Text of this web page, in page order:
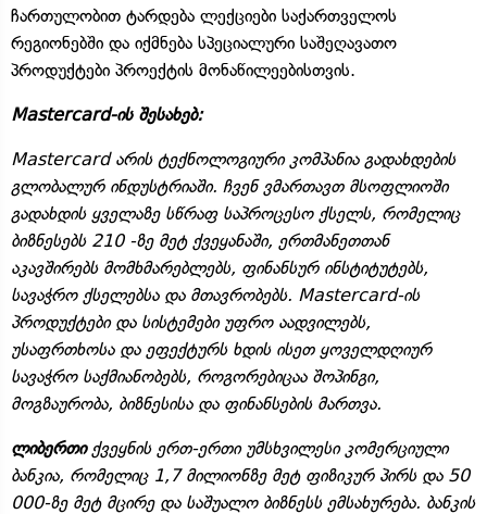
ჩართულობით ტარდება ლექციები საქართველოს
რეგიონებში და იქმნება სპეციალური საშეღავათო
პროდუქტები პროექტის მონაწილეებისთვის.
Mastercard-ის შესახებ:
Mastercard არის ტექნოლოგიური კომპანია გადახდების
გლობალურ ინდუსტრიაში. ჩვენ ვმართავთ მსოფლიოში
გადახდის ყველაზე სწრაფ საპროცესო ქსელს, რომელიც
ბიზნესებს 210 -ზე მეტ ქვეყანაში, ერთმანეთთან
აკავშირებს მომხმარებლებს, ფინანსურ ინსტიტუტებს,
სავაჭრო ქსელებსა და მთავრობებს. Mastercard-ის
პროდუქტები და სისტემები უფრო აადვილებს,
უსაფრთხოსა და ეფექტურს ხდის ისეთ ყოველდღიურ
სავაჭრო საქმიანობებს, როგორებიცაა შოპინგი,
მოგზაურობა, ბიზნესისა და ფინანსების მართვა.
ლიბერთი ქვეყნის ერთ-ერთი უმსხვილესი კომერციული
ბანკია, რომელიც 1,7 მილიონზე მეტ ფიზიკურ პირს და 50
000-ზე მეტ მცირე და საშუალო ბიზნესს ემსახურება. ბანკის